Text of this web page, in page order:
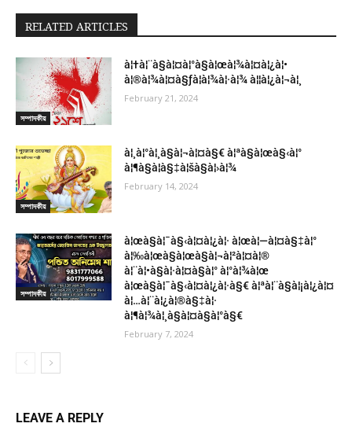
RELATED ARTICLES
সম্পাদকীয়
à¦†à¦¨à§à¦¤à¦°à§à¦œà¦¾à¦¤à¦¿à¦•
à¦®à¦¾à¦¤à§ƒà¦­à¦¾à¦·à¦¾ à¦¦à¦¿à¦¬à¦¸
February 21, 2024
সম্পাদকীয়
à¦¸à¦°à¦¸à§à¦¬à¦¤à§€ à¦ªà§à¦œà§‹à¦°
à¦¶à§à¦­à§‡à¦šà§à¦›à¦¾
February 14, 2024
সম্পাদকীয়
à¦œà§à¦¯à§‹à¦¤à¦¿à¦· à¦œà¦—à¦¤à§‡à¦°
à¦‰à¦œà§à¦œà§à¦¬à¦²à¦¤à¦®
à¦¨à¦•à§à¦·à¦¤à§à¦° à¦°à¦¾à¦œ
à¦œà§à¦¯à§‹à¦¤à¦¿à¦·à§€ à¦ªà¦¨à§à¦¡à¦¿à¦¤
à¦…à¦¨à¦¿à¦®à§‡à¦·
à¦¶à¦¾à¦¸à§à¦¤à§à¦°à§€
February 7, 2024
LEAVE A REPLY